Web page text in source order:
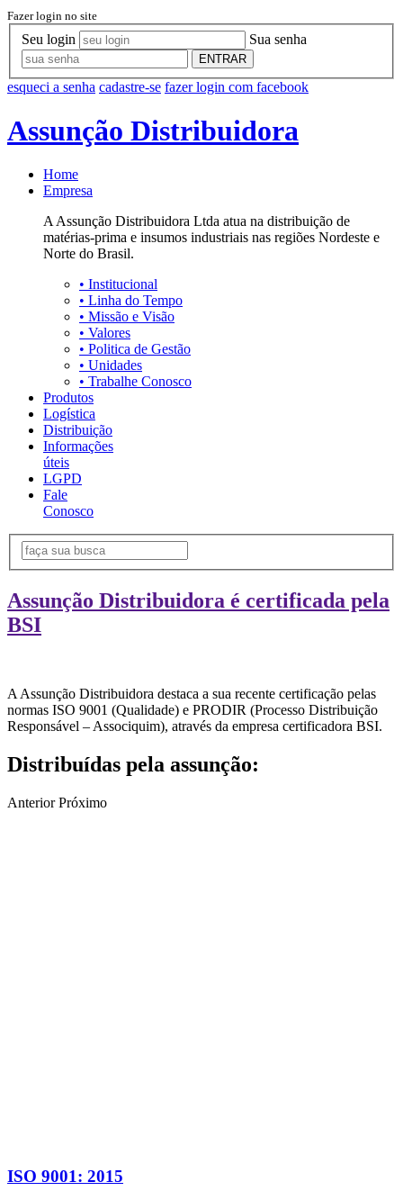
Fazer login no site
Seu login Sua senha
ENTRAR
esqueci a senha cadastre-se fazer login com facebook
Assunção Distribuidora
Home
Empresa
A Assunção Distribuidora Ltda atua na distribuição de
matérias-prima e insumos industriais nas regiões Nordeste e
Norte do Brasil.
• Institucional
• Linha do Tempo
• Missão e Visão
• Valores
• Politica de Gestão
• Unidades
• Trabalhe Conosco
Produtos
Logística
Distribuição
Informações
úteis
LGPD
Fale
Conosco
Assunção Distribuidora é certificada pela
BSI
A Assunção Distribuidora destaca a sua recente certificação pelas
normas ISO 9001 (Qualidade) e PRODIR (Processo Distribuição
Responsável – Associquim), através da empresa certificadora BSI.
Distribuídas pela assunção:
Anterior Próximo
ISO 9001: 2015